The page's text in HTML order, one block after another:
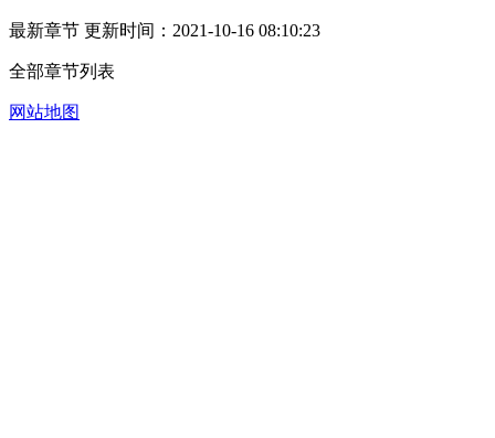
最新章节 更新时间：2021-10-16 08:10:23
全部章节列表
网站地图